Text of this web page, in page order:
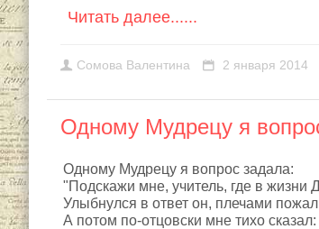
Читать далее......
Сомовa Валентина 2 января 2014
Одному Мудрецу я
Одному Мудрецу я вопрос задала:
"Подскажи мне, учитель, где в жизни
Улыбнулся в ответ он, плечами
А потом по-отцовски мне тихо сказал: